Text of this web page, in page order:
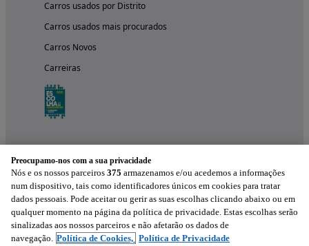
Carros usados por Distrito
Carros usados mais procurados
Carros Novos
Carreiras
Experimenta a aplicação
Preocupamo-nos com a sua privacidade
Nós e os nossos parceiros 375 armazenamos e/ou acedemos a informações
num dispositivo, tais como identificadores únicos em cookies para tratar
dados pessoais. Pode aceitar ou gerir as suas escolhas clicando abaixo ou em
qualquer momento na página da política de privacidade. Estas escolhas serão
sinalizadas aos nossos parceiros e não afetarão os dados de
navegação. Política de Cookies, Política de Privacidade